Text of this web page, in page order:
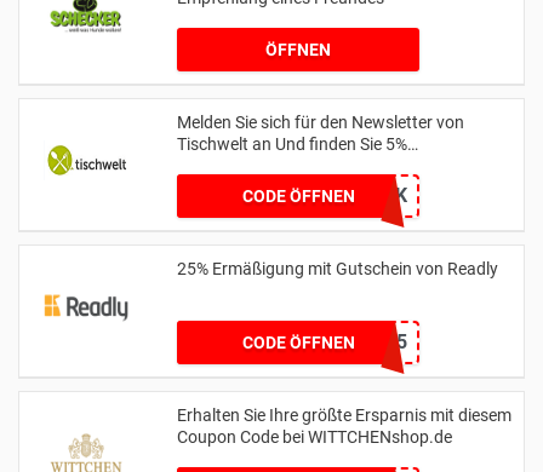
ÖFFNEN
Melden Sie sich für den Newsletter von
Tischwelt an Und finden Sie 5%
CODE ÖFFNEN BMVK
25% Ermäßigung mit Gutschein von Readly
CODE ÖFFNENBOOTS25
Erhalten Sie Ihre größte Ersparnis mit diesem
Coupon Code bei WITTCHENshop.de